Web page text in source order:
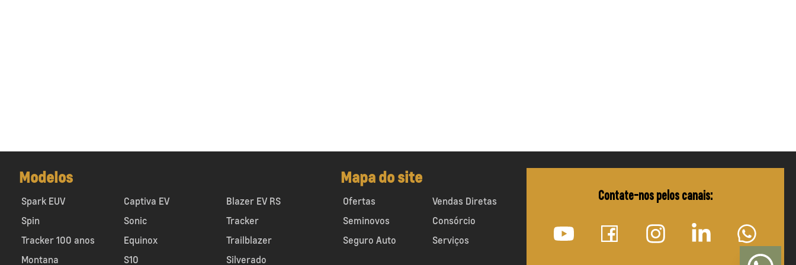
Modelos
Spark EUV Captiva EV
Blazer EV RS
Spin
Sonic
Tracker
Tracker 100 anos
Equinox
Trailblazer
Montana
S10 Silverado
Mapa do site
Ofertas
Vendas Diretas
Seminovos
Consórcio
Seguro Auto
Serviços
Contate-nos pelos canais: